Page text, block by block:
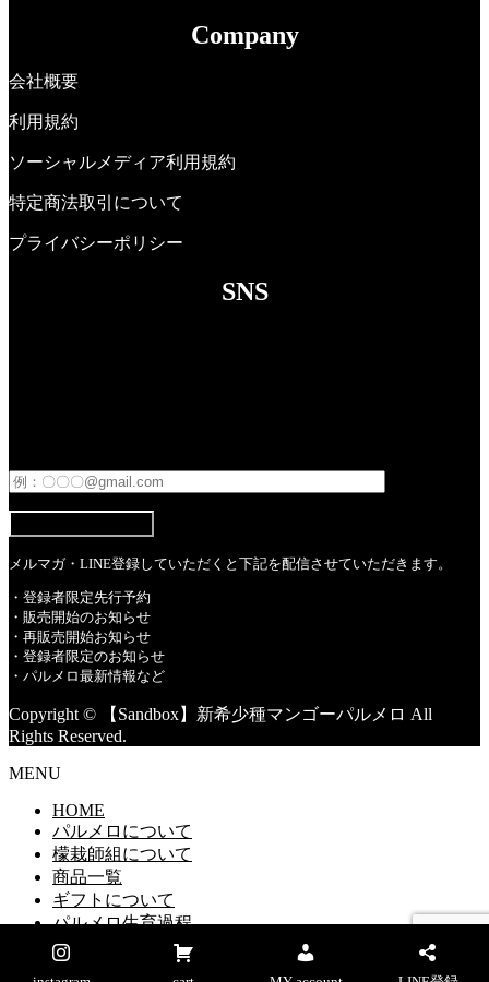
Company
会社概要
利用規約
ソーシャルメディア利用規約
特定商法取引について
プライバシーポリシー
SNS
メルマガ・LINE登録していただくと下記を配信させていただきます。
・︎登録者限定先行予約
・販売開始のお知らせ
・再販売開始お知らせ
・登録者限定のお知らせ
・パルメロ最新情報など
Copyright © 【Sandbox】新希少種マンゴーパルメロ All
Rights Reserved.
MENU
HOME
パルメロについて
檬栽師組について
商品一覧
ギフトについて
パルメロ生育過程
マイアカウント